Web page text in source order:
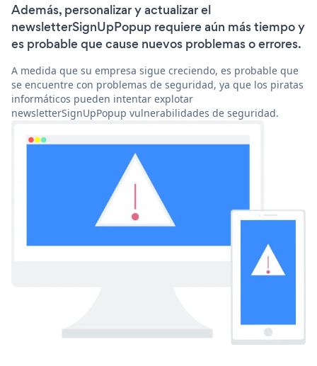
Además, personalizar y actualizar el
newsletterSignUpPopup requiere aún más tiempo y
es probable que cause nuevos problemas o errores.
A medida que su empresa sigue creciendo, es probable que
se encuentre con problemas de seguridad, ya que los piratas
informáticos pueden intentar explotar
newsletterSignUpPopup vulnerabilidades de seguridad.